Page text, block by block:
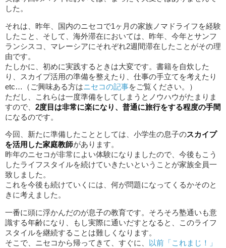
した。
それは、昨年、国内のニセコで1ヶ月の家族ノマドライフを経験
したこと、そして、海外滞在においては、昨年、今年とサンフ
ランシスコ、マレーシアにそれぞれ2週間滞在したことがその理
由です。
たしかに、初めに実践するときは大変です。書籍を自炊した
り、スカイプ活用の準備を整えたり、仕事の手立てを考えたり
etc…（ご興味ある方はニセコの記事をご覧ください。）
ただし、これらは一度準備をしてしまうとノウハウがたまりま
すので、 2度目は非常に楽になり、普通に旅行をする程度の手間
になるのです。
今回、新たに準備したこととしては、小学生の息子のスカイプ
を活用した家庭教師があります。
昨年のニセコが非常によい体験になりましたので、今後もこう
したライフスタイルを続けていきたいということが家族全員一
致しました。
これを今後も続けていくには、何が問題になってくるかそのと
きに考えました。
一番に頭に浮かんだのが息子の教育です。そろそろ塾通いも意
識する年齢になり、もし実際に通いだすとなると、このライフ
スタイルを継続することは難しくなります。
そこで、ニセコから帰ってきて、すぐに、
以前「これまじ！」